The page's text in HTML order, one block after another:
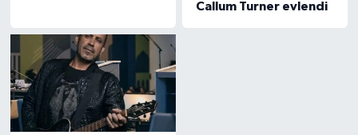
Callum Turner evlendi